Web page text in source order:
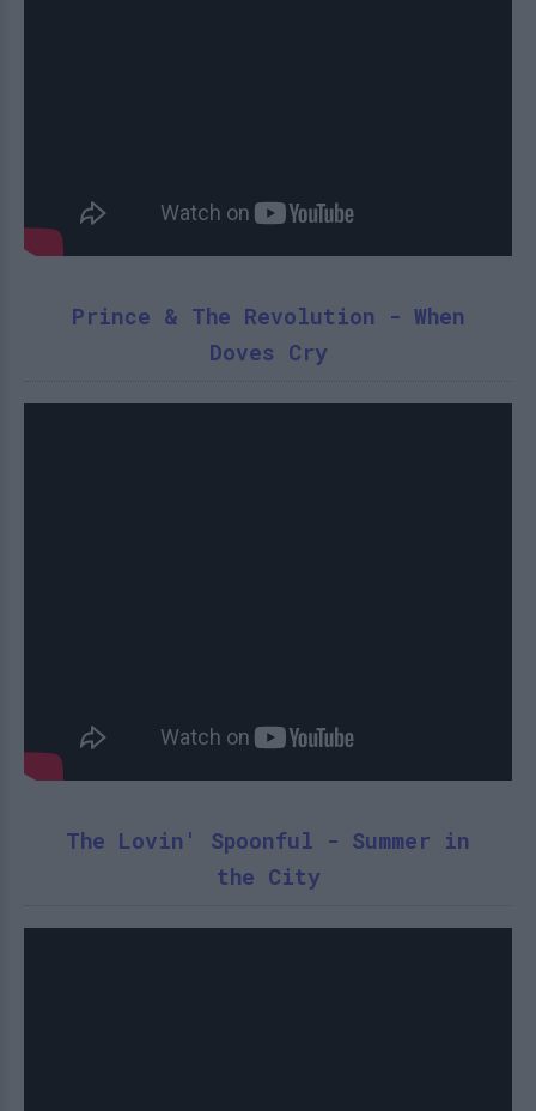
Prince & The Revolution - When
Doves Cry
The Lovin' Spoonful - Summer in
the City